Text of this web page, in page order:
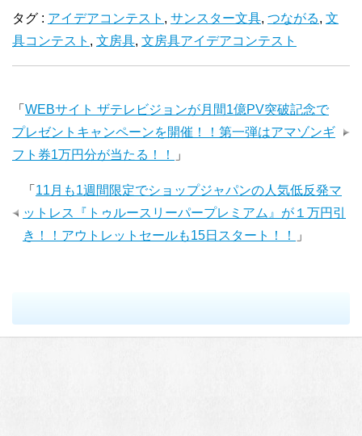
タグ : アイデアコンテスト , サンスター文具, つながる, 文
具コンテスト , 文房具, 文房具アイデアコンテスト
「 WEBサイト ザテレビジョンが月間1億PV突破記念で
プレゼントキャンペーンを開催！！第一弾はアマゾンギ
フト券1万円分が当たる！！
」
「 11月も1週間限定でショップジャパンの人気低反発マ
ットレス『トゥルースリーパープレミアム』が１万円引
き！！アウトレットセールも15日スタート！！
」